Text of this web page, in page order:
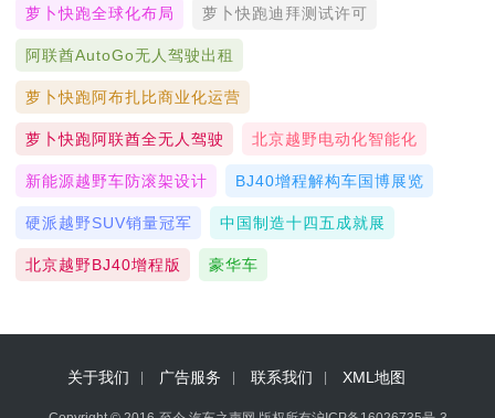
萝卜快跑全球化布局 萝卜快跑迪拜测试许可
阿联酋AutoGo无人驾驶出租
萝卜快跑阿布扎比商业化运营
萝卜快跑阿联酋全无人驾驶 北京越野电动化智能化
新能源越野车防滚架设计 BJ40增程解构车国博展览
硬派越野SUV销量冠军 中国制造十四五成就展
北京越野BJ40增程版 豪华车
关于我们 广告服务 联系我们 XML地图